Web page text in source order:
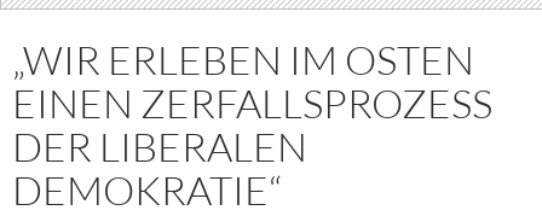
„WIR ERLEBEN IM OSTEN
EINEN ZERFALLSPROZESS
DER LIBERALEN
DEMOKRATIE“